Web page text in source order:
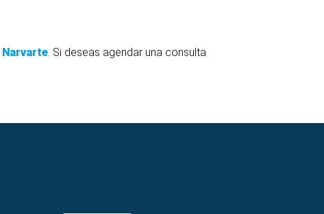
Narvarte. Si deseas agendar una consulta